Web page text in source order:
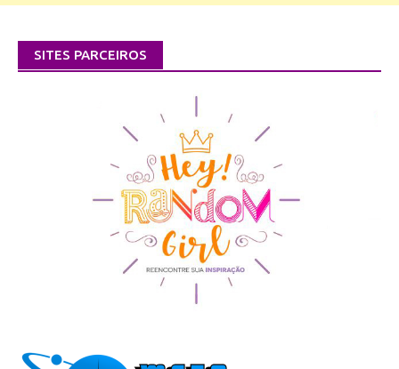
SITES PARCEIROS